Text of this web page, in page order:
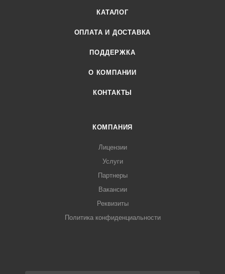
КАТАЛОГ
ОПЛАТА И ДОСТАВКА
ПОДДЕРЖКА
О КОМПАНИИ
КОНТАКТЫ
КОМПАНИЯ
Лицензии
Услуги
Партнеры
Вакансии
Реквизиты
Политика конфиденциальности